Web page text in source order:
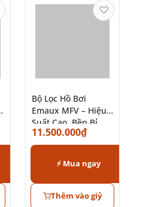
Bộ Lọc Hồ Bơi
Emaux MFV – Hiệu
Suất Cao, Bền Bỉ
11.500.000₫
⚡ Mua ngay
Thêm vào giỷ
♡